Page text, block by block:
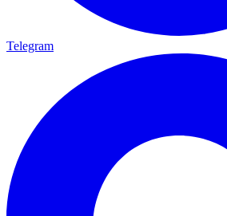
Telegram